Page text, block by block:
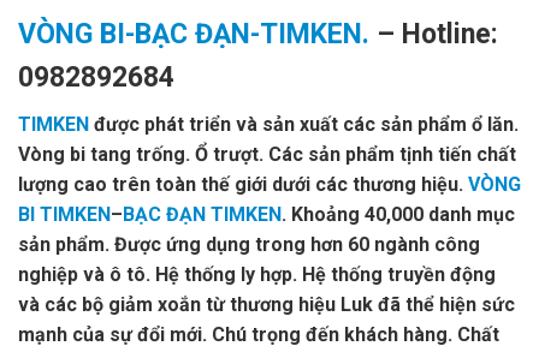
VÒNG BI-BẠC ĐẠN-TIMKEN. – Hotline:
0982892684
TIMKEN được phát triển và sản xuất các sản phẩm ổ lăn.
Vòng bi tang trống. Ổ trượt. Các sản phẩm tịnh tiến chất
lượng cao trên toàn thế giới dưới các thương hiệu. VÒNG
BI TIMKEN – BẠC ĐẠN TIMKEN . Khoảng 40,000 danh mục
sản phẩm. Được ứng dụng trong hơn 60 ngành công
nghiệp và ô tô. Hệ thống ly hợp. Hệ thống truyền động
và các bộ giảm xoắn từ thương hiệu Luk đã thể hiện sức
mạnh của sự đổi mới. Chú trọng đến khách hàng. Chất